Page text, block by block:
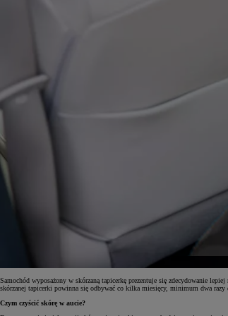
Samochód wyposażony w skórzaną tapicerkę prezentuje się zdecydowanie
skórzanej tapicerki powinna się odbywać co kilka miesięcy, minimum dwa razy
Czym czyścić skórę w aucie?